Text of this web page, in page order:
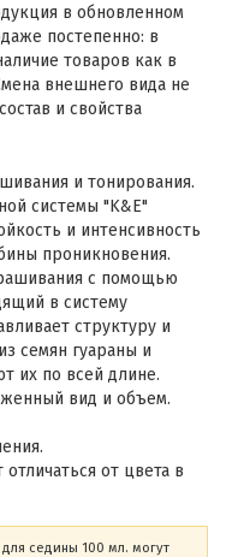
в обновленном
постепенно: в
товаров как в
внешнего вида не
и свойства
и тонирования.
системы "K&E"
и интенсивность
проникновения.
с помощью
в систему
структуру и
семян гуараны и
их по всей длине.
вид и объем.
от цвета в
седины 100 мл. могут